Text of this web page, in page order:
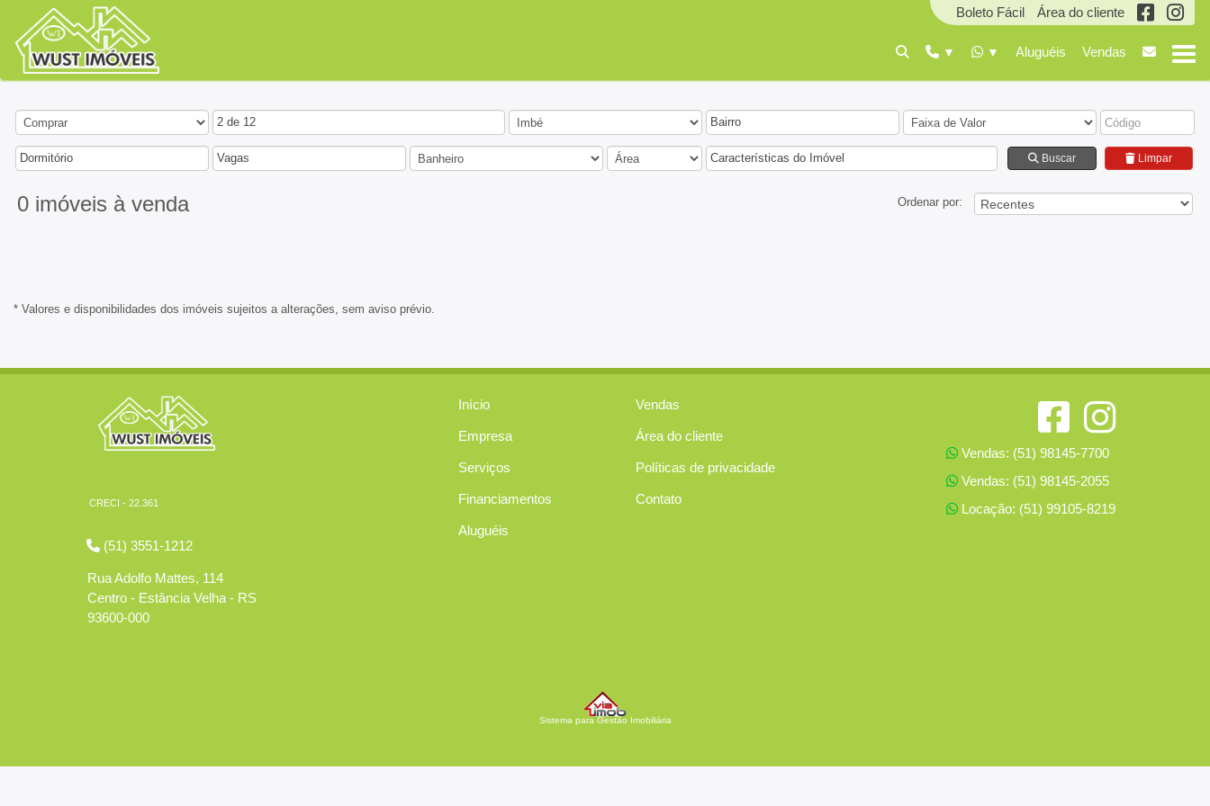
Boleto Fácil Área do cliente
Aluguéis Vendas
2 de 12 Bairro
Dormitório Vagas Características do Imóvel Buscar Limpar
0 imóveis à venda Ordenar por:
* Valores e disponibilidades dos imóveis sujeitos a alterações, sem aviso prévio.
CRECI - 22.361
(51) 3551-1212
Rua Adolfo Mattes, 114
Centro - Estância Velha - RS
93600-000
Início
Empresa
Serviços
Financiamentos
Aluguéis
Vendas
Área do cliente
Políticas de privacidade
Contato
Vendas: (51) 98145-7700
Vendas: (51) 98145-2055
Locação: (51) 99105-8219
Sistema para Gestão Imobiliária